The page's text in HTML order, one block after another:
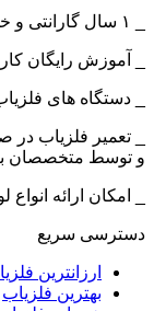
_ آموزش رایگان
_ دستگاه های
_ تعمیر فلزیاب در
و توسط متخصصان
_ امکان ارائه
دسترسی سریع
ارزانترین
بهترین فلزیاب